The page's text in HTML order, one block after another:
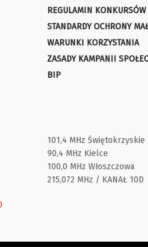
REGULAMIN KONKURSÓW
STANDARDY OCHRONY
WARUNKI KORZYSTANIA
ZASADY KAMPANII
BIP
101,4 MHz Świętokrzyskie
90,4 MHz Kielce
100,0 MHz Włoszczowa
215,072 MHz / KANAŁ 10D